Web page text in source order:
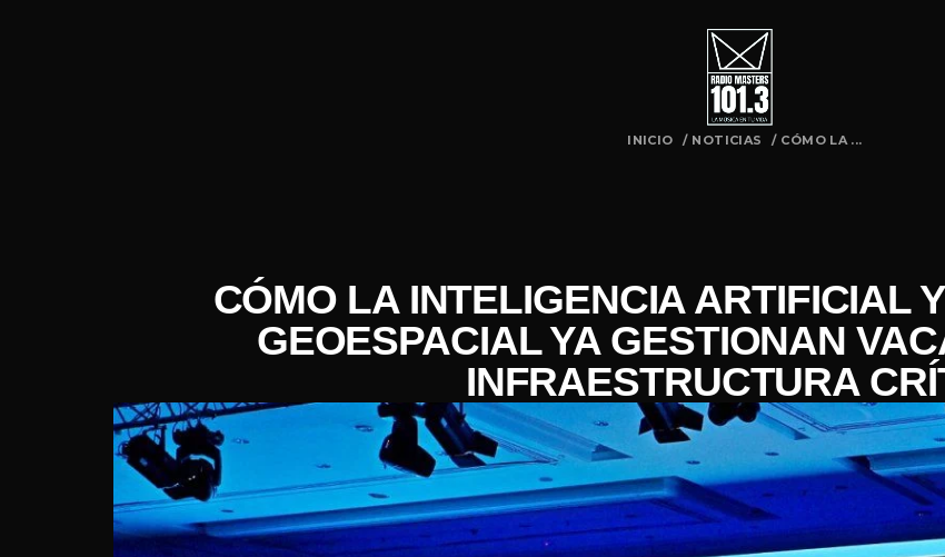
INICIO / NOTICIAS / CÓMO LA ...
CÓMO LA INTELIGENCIA ARTIFICIAL
GEOESPACIAL YA GESTIONAN
INFRAESTRUCTURA